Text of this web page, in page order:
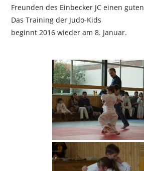
Freunden des Einbecker JC einen
Das Training der Judo-Kids
beginnt 2016 wieder am 8. Januar.